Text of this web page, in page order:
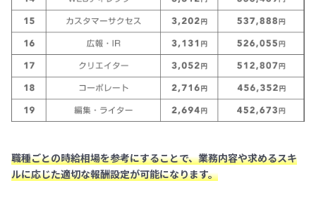
職種ごとの時給相場を参考にすることで、業務内容や求めるスキ
ルに応じた適切な報酬設定が可能になります。